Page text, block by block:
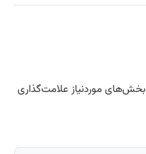
بخش‌های موردنیاز علامت‌گذاری